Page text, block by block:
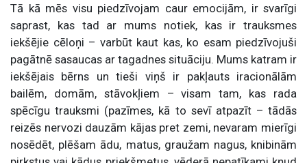
Tā kā mēs visu piedzīvojam caur emocijām, ir svarīgi
saprast, kas tad ar mums notiek, kas ir trauksmes
iekšējie cēloņi – varbūt kaut kas, ko esam piedzīvojuši
pagātnē sasaucas ar tagadnes situāciju. Mums katram ir
iekšējais bērns un tieši viņš ir pakļauts iracionālām
bailēm, domām, stāvokļiem – visam tam, kas rada
spēcīgu trauksmi (pazīmes, kā to sevī atpazīt – tādās
reizēs nervozi dauzām kājas pret zemi, nevaram mierīgi
nosēdēt, plēšam ādu, matus, graužam nagus, knibinām